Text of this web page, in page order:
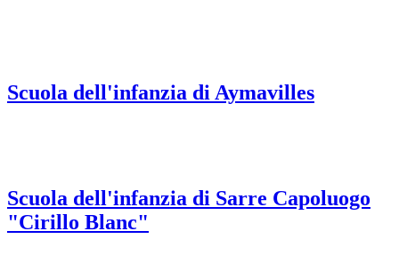
Scuola dell'infanzia di Aymavilles
Scuola dell'infanzia di Sarre Capoluogo
"Cirillo Blanc"